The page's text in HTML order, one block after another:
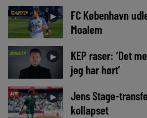
TRANSFER ►
FC København
Moalem
NYHEDER ►
KEP raser: ‘Det
jeg har hørt’
AVIS ►
Jens Stage-
kollapset